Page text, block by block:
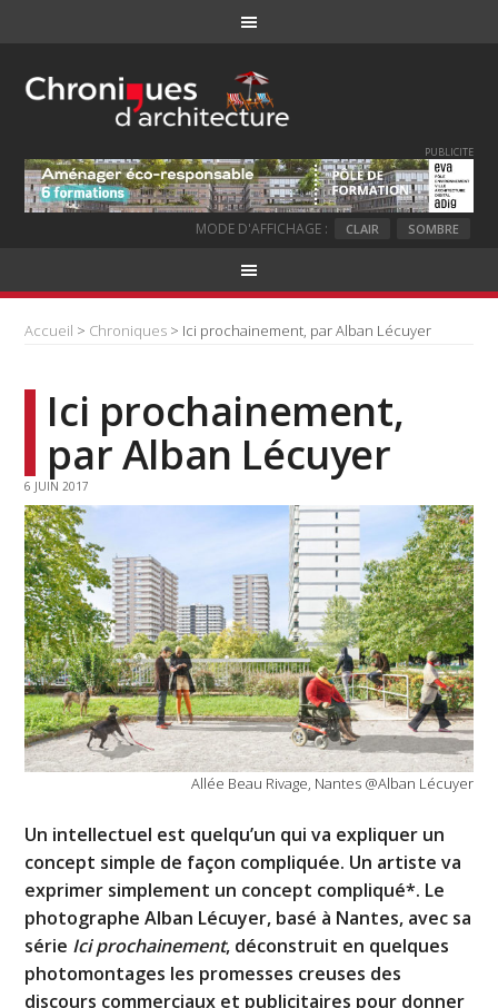
PUBLICITE
MODE D'AFFICHAGE : CLAIR SOMBRE
Accueil > Chroniques > Ici prochainement, par Alban Lécuyer
Ici prochainement,
par Alban Lécuyer
6 JUIN 2017
Allée Beau Rivage, Nantes @Alban Lécuyer
Un intellectuel est quelqu’un qui va expliquer un
concept simple de façon compliquée. Un artiste va
exprimer simplement un concept compliqué*. Le
photographe Alban Lécuyer, basé à Nantes, avec sa
série Ici prochainement, déconstruit en quelques
photomontages les promesses creuses des
discours commerciaux et publicitaires pour donner